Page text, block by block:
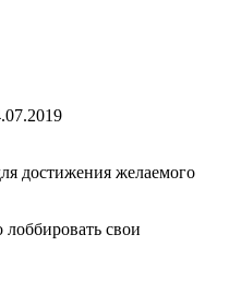
достижения желаемого
лоббировать свои